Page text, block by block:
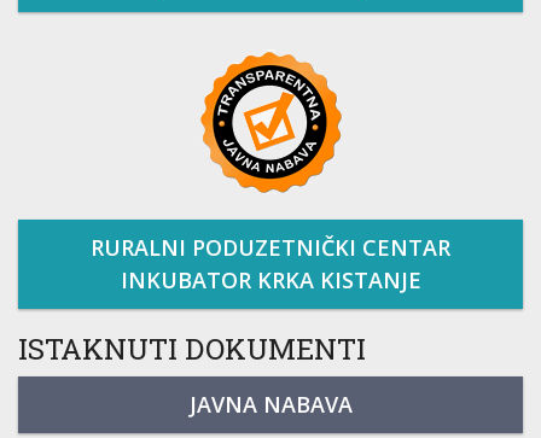
RURALNI PODUZETNIČKI CENTAR
INKUBATOR KRKA KISTANJE
ISTAKNUTI DOKUMENTI
JAVNA NABAVA